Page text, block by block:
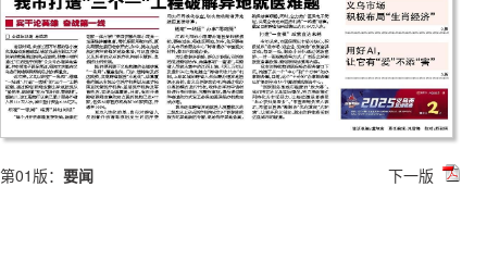
第01版： 要闻 下一版